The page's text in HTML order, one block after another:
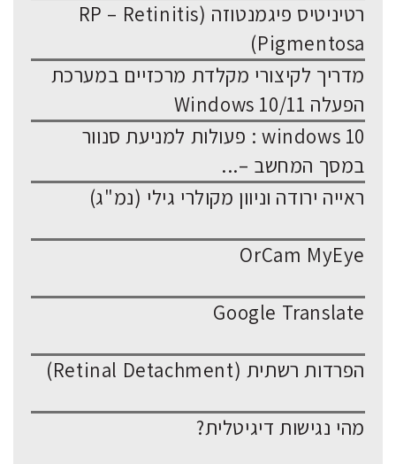
רטיניטיס פיגמנטוזה (RP – Retinitis
Pigmentosa)
מדריך לקיצורי מקלדת מרכזיים במערכת
הפעלה Windows 10/11
windows 10 : פעולות למניעת סנוור
במסך המחשב –...
ראייה ירודה וניוון מקולרי גילי (נמ"ג)
OrCam MyEye
Google Translate
הפרדות רשתית (Retinal Detachment)
מהי נגישות דיגיטלית?